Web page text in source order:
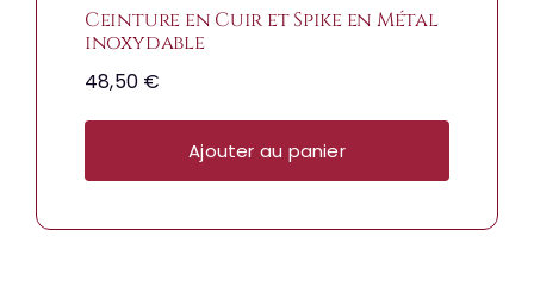
Ceinture en Cuir et Spike en Métal
inoxydable
48,50 €
Ajouter au panier